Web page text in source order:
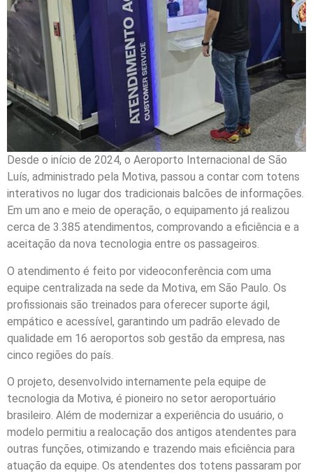
Desde o início de 2024, o Aeroporto Internacional de São
Luís, administrado pela Motiva, passou a contar com totens
interativos no lugar dos tradicionais balcões de informações.
Em um ano e meio de operação, o equipamento já realizou
cerca de 3.385 atendimentos, comprovando a eficiência e a
aceitação da nova tecnologia entre os passageiros.
O atendimento é feito por videoconferência com uma
equipe centralizada na sede da Motiva, em São Paulo. Os
profissionais são treinados para oferecer suporte ágil,
empático e acessível, garantindo um padrão elevado de
qualidade em 16 aeroportos sob gestão da empresa, nas
cinco regiões do país.
O projeto, desenvolvido internamente pela equipe de
tecnologia da Motiva, é pioneiro no setor aeroportuário
brasileiro. Além de modernizar a experiência do usuário, o
modelo permitiu a realocação dos antigos atendentes para
outras funções, otimizando e trazendo mais eficiência para
atuação da equipe. Os atendentes dos totens passaram por